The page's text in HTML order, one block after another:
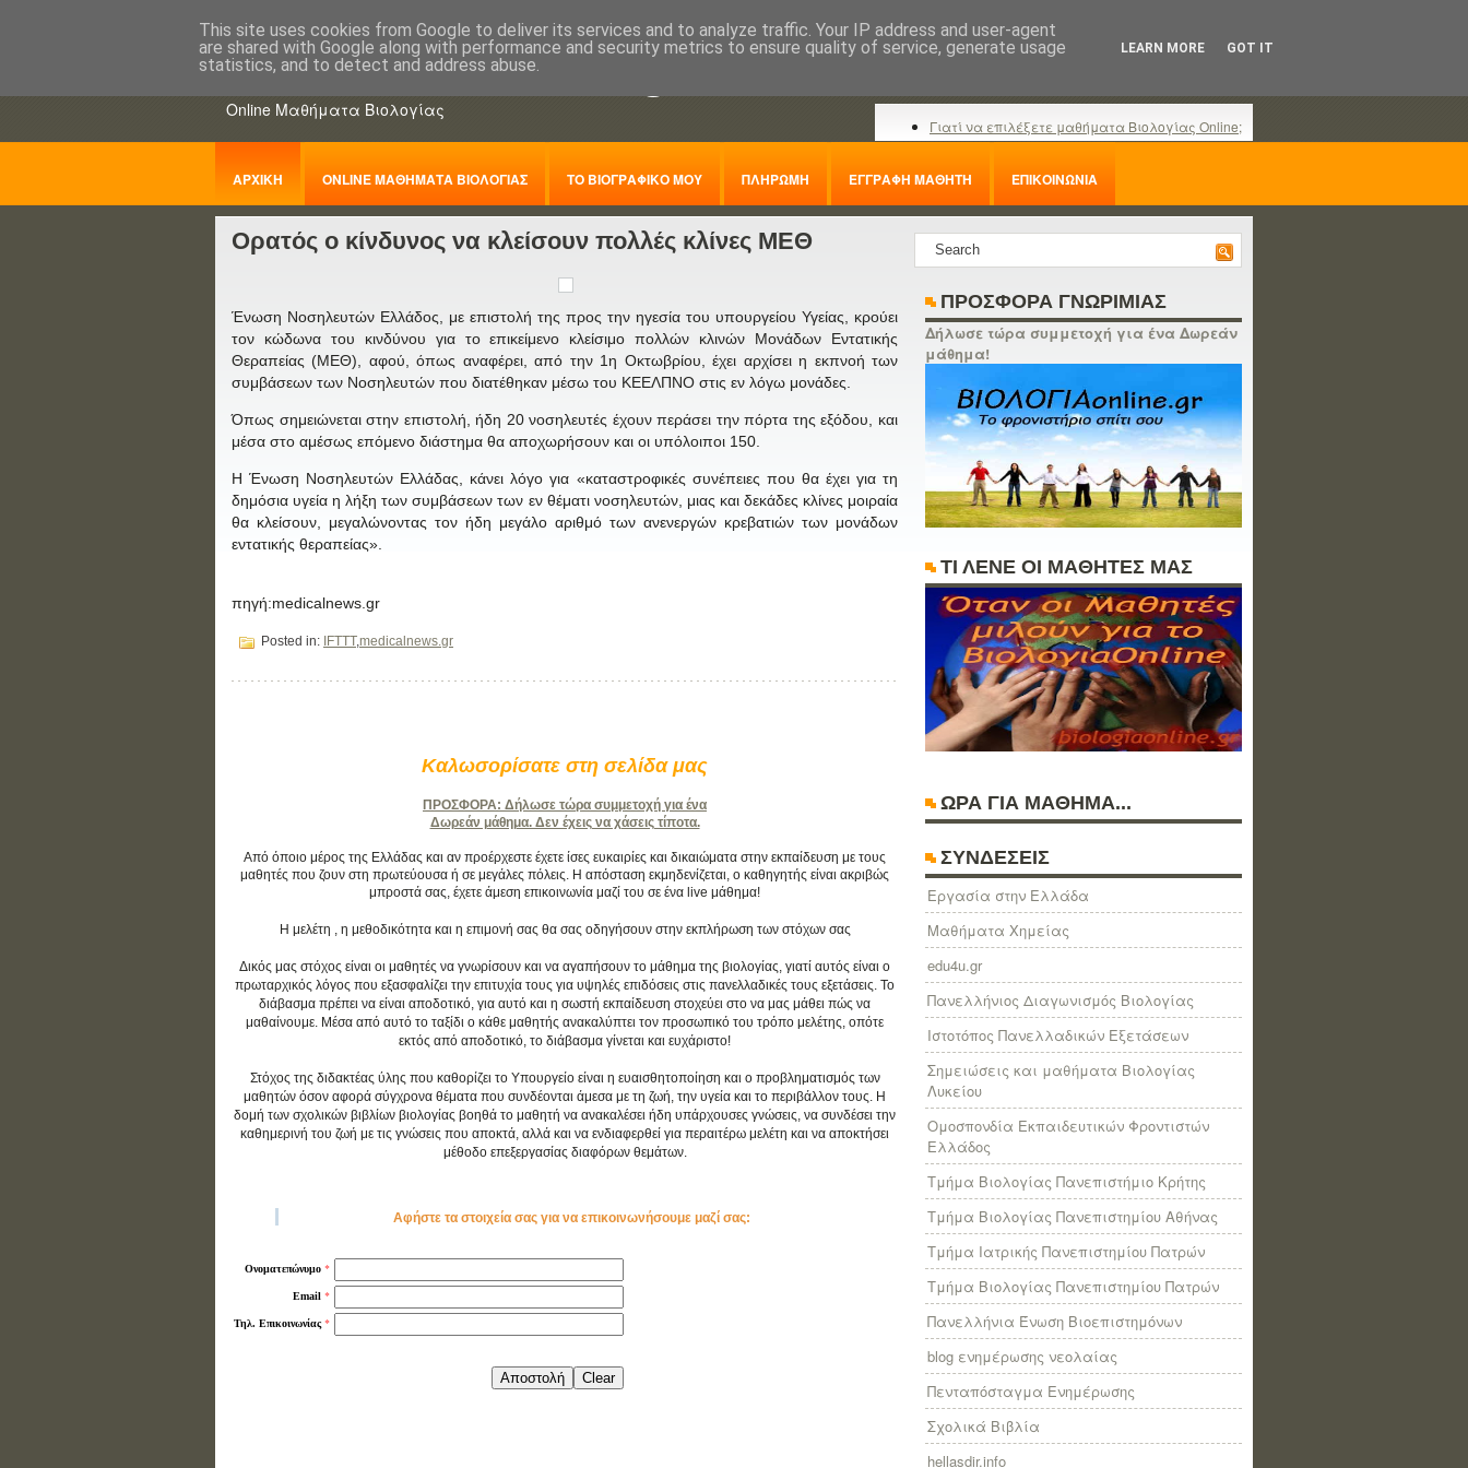
ΒΙΟΛΟΓΙΑonline.gr
Online Μαθήματα Βιολογίας
Γιατί να επιλέξετε μαθήματα Βιολογίας Online;
ΑΡΧΙΚΗ ONLINE ΜΑΘΗΜΑΤΑ ΒΙΟΛΟΓΙΑΣ ΤΟ ΒΙΟΓΡΑΦΙΚΟ ΜΟΥ ΠΛΗΡΩΜΗ ΕΓΓΡΑΦΗ ΜΑΘΗΤΗ ΕΠΙΚΟΙΝΩΝΙΑ
ΠΑΝΕΛΛΑΔΙΚΕΣ
Ορατός ο κίνδυνος να κλείσουν πολλές κλίνες ΜΕΘ
Ένωση Νοσηλευτών Ελλάδος, με επιστολή της προς την ηγεσία του υπουργείου Υγείας, κρούει
τον κώδωνα του κινδύνου για το επικείμενο κλείσιμο πολλών κλινών Μονάδων Εντατικής
Θεραπείας (ΜΕΘ), αφού, όπως αναφέρει, από την 1η Οκτωβρίου, έχει αρχίσει η εκπνοή των
συμβάσεων των Νοσηλευτών που διατέθηκαν μέσω του ΚΕΕΛΠΝΟ στις εν λόγω μονάδες.
Όπως σημειώνεται στην επιστολή, ήδη 20 νοσηλευτές έχουν περάσει την πόρτα της εξόδου, και
μέσα στο αμέσως επόμενο διάστημα θα αποχωρήσουν και οι υπόλοιποι 150.
Η Ένωση Νοσηλευτών Ελλάδας, κάνει λόγο για «καταστροφικές συνέπειες που θα έχει για τη
δημόσια υγεία η λήξη των συμβάσεων των εν θέματι νοσηλευτών, μιας και δεκάδες κλίνες μοιραία
θα κλείσουν, μεγαλώνοντας τον ήδη μεγάλο αριθμό των ανενεργών κρεβατιών των μονάδων
εντατικής θεραπείας».
πηγή:medicalnews.gr
Posted in: IFTTT,medicalnews.gr
Καλωσορίσατε στη σελίδα μας
ΠΡΟΣΦΟΡΑ: Δήλωσε τώρα συμμετοχή για ένα
Δωρεάν μάθημα. Δεν έχεις να χάσεις τίποτα.
Από όποιο μέρος της Ελλάδας και αν προέρχεστε έχετε ίσες ευκαιρίες και δικαιώματα στην εκπαίδευση με τους
μαθητές που ζουν στη πρωτεύουσα ή σε μεγάλες πόλεις. Η απόσταση εκμηδενίζεται, ο καθηγητής είναι ακριβώς
μπροστά σας, έχετε άμεση επικοινωνία μαζί του σε ένα live μάθημα!
Η μελέτη , η μεθοδικότητα και η επιμονή σας θα σας οδηγήσουν στην εκπλήρωση των στόχων σας
Δικός μας στόχος είναι οι μαθητές να γνωρίσουν και να αγαπήσουν το μάθημα της βιολογίας, γιατί αυτός είναι ο
πρωταρχικός λόγος που εξασφαλίζει την επιτυχία τους για υψηλές επιδόσεις στις πανελλαδικές τους εξετάσεις. Το
διάβασμα πρέπει να είναι αποδοτικό, για αυτό και η σωστή εκπαίδευση στοχεύει στο να μας μάθει πώς να
μαθαίνουμε. Μέσα από αυτό το ταξίδι ο κάθε μαθητής ανακαλύπτει τον προσωπικό του τρόπο μελέτης, οπότε
εκτός από αποδοτικό, το διάβασμα γίνεται και ευχάριστο!
Στόχος της διδακτέας ύλης που καθορίζει το Υπουργείο είναι η ευαισθητοποίηση και ο προβληματισμός των
μαθητών όσον αφορά σύγχρονα θέματα που συνδέονται άμεσα με τη ζωή, την υγεία και το περιβάλλον τους. Η
δομή των σχολικών βιβλίων βιολογίας βοηθά το μαθητή να ανακαλέσει ήδη υπάρχουσες γνώσεις, να συνδέσει την
καθημερινή του ζωή με τις γνώσεις που αποκτά, αλλά και να ενδιαφερθεί για περαιτέρω μελέτη και να αποκτήσει
μέθοδο επεξεργασίας διαφόρων θεμάτων.
Αφήστε τα στοιχεία σας για να επικοινωνήσουμε μαζί σας:
Ονοματεπώνυμο *
Email *
Τηλ. Επικοινωνίας *
ΠΡΟΣΦΟΡΑ ΓΝΩΡΙΜΙΑΣ
Δήλωσε τώρα συμμετοχή για ένα Δωρεάν
μάθημα!
ΤΙ ΛΕΝΕ ΟΙ ΜΑΘΗΤΕΣ ΜΑΣ
ΩΡΑ ΓΙΑ ΜΑΘΗΜΑ...
ΣΥΝΔΕΣΕΙΣ
Eργασία στην Ελλάδα
Μαθήματα Χημείας
edu4u.gr
Πανελλήνιος Διαγωνισμός Βιολογίας
Ιστοτόπος Πανελλαδικών Εξετάσεων
Σημειώσεις και μαθήματα Βιολογίας
Λυκείου
Ομοσπονδία Εκπαιδευτικών Φροντιστών
Ελλάδος
Τμήμα Βιολογίας Πανεπιστήμιο Κρήτης
Τμήμα Βιολογίας Πανεπιστημίου Αθήνας
Τμήμα Ιατρικής Πανεπιστημίου Πατρών
Τμήμα Βιολογίας Πανεπιστημίου Πατρών
Πανελλήνια Ένωση Βιοεπιστημόνων
blog ενημέρωσης νεολαίας
Πενταπόσταγμα Ενημέρωσης
Σχολικά Βιβλία
hellasdir.info
This site uses cookies from Google to deliver its services and to analyze traffic. Your IP address and user-agent
are shared with Google along with performance and security metrics to ensure quality of service, generate usage
statistics, and to detect and address abuse.
LEARN MORE GOT IT